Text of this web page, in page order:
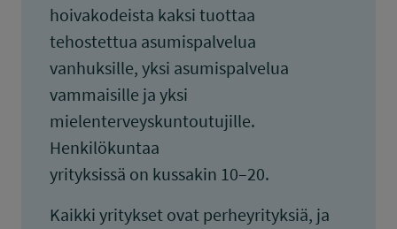
hoivakodeista kaksi tuottaa
tehostettua asumispalvelua
vanhuksille, yksi asumispalvelua
vammaisille ja yksi
mielenterveyskuntoutujille.
Henkilökuntaa
yrityksissä on kussakin 10–20.
Kaikki yritykset ovat perheyrityksiä, ja